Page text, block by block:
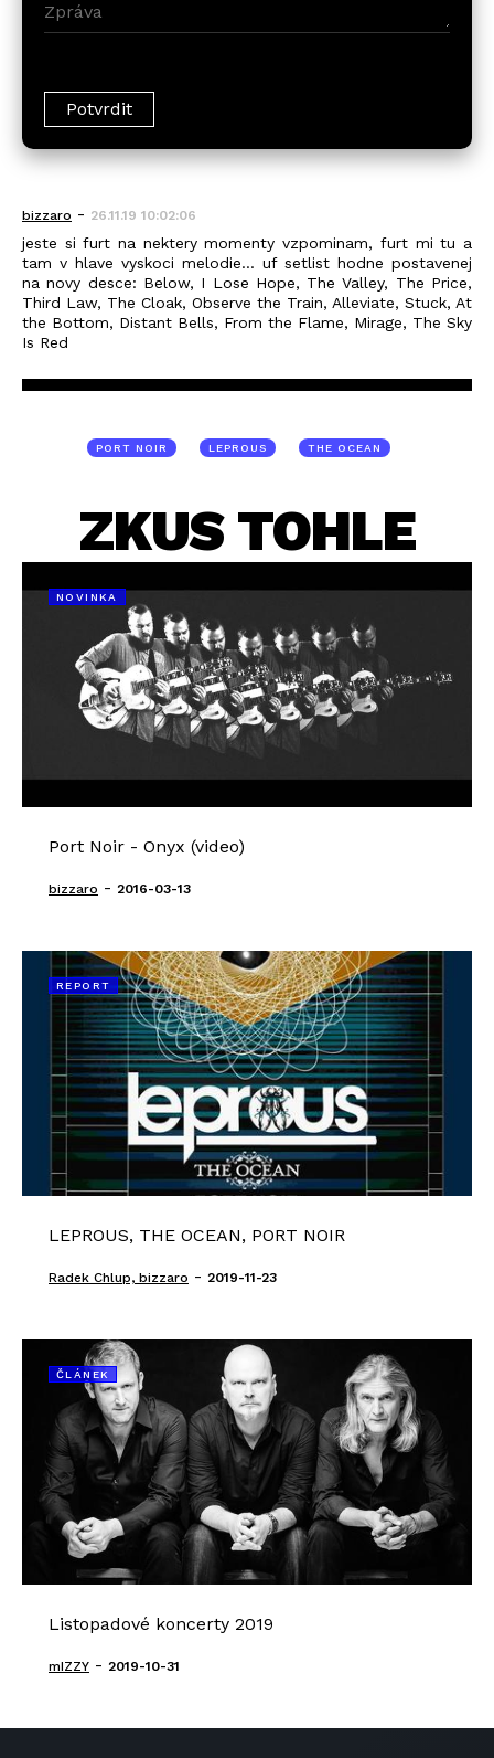
bizzaro - 26.11.19 10:02:06
jeste si furt na nektery momenty vzpominam, furt mi tu a
tam v hlave vyskoci melodie... uf setlist hodne postavenej
na novy desce: Below, I Lose Hope, The Valley, The Price,
Third Law, The Cloak, Observe the Train, Alleviate, Stuck, At
the Bottom, Distant Bells, From the Flame, Mirage, The Sky
Is Red
PORT NOIR LEPROUS THE OCEAN
ZKUS TOHLE
NOVINKA
Port Noir - Onyx (video)
bizzaro - 2016-03-13
REPORT
LEPROUS, THE OCEAN, PORT NOIR
Radek Chlup, bizzaro - 2019-11-23
ČLÁNEK
Listopadové koncerty 2019
mIZZY - 2019-10-31